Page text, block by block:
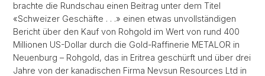
brachte die Rundschau einen Beitrag unter dem Titel
«Schweizer Geschäfte . . .» einen etwas unvollständigen
Bericht über den Kauf von Rohgold im Wert von rund 400
Millionen US-Dollar durch die Gold-Raffinerie METALOR in
Neuenburg – Rohgold, das in Eritrea geschürft und über drei
Jahre von der kanadischen Firma Nevsun Resources Ltd in